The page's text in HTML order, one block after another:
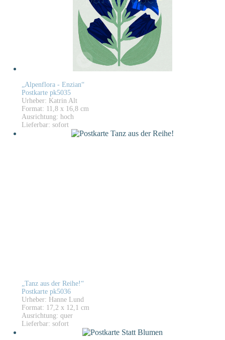
„Alpenflora - Enzian“
Postkarte pk5035
Urheber: Katrin Alt
Format: 11,8 x 16,8 cm
Ausrichtung: hoch
Lieferbar: sofort
„Tanz aus der Reihe!“
Postkarte pk5036
Urheber: Hanne Lund
Format: 17,2 x 12,1 cm
Ausrichtung: quer
Lieferbar: sofort